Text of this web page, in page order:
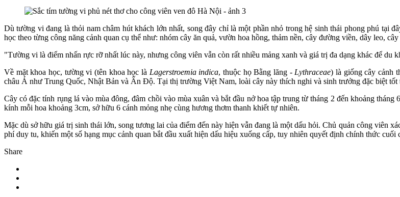
Dù tường vi đang là thỏi nam châm hút khách lớn nhất, song đây chỉ là một phần nhỏ trong hệ sinh thái phong phú tại
học theo từng công năng cảnh quan cụ thể như: nhóm cây ăn quả, vườn hoa hồng, thảm nền, cây đường viền, dây leo,
"Tường vi là điểm nhấn rực rỡ nhất lúc này, nhưng công viên vẫn còn rất nhiều mảng xanh và giá trị đa dạng khác để du
Về mặt khoa học, tường vi (tên khoa học là Lagerstroemia indica, thuộc họ Bằng lăng - Lythraceae) là giống cây cảnh
châu Á như Trung Quốc, Nhật Bản và Ấn Độ. Tại thị trường Việt Nam, loài cây này thích nghi và sinh trưởng đặc biệt
Cây có đặc tính rụng lá vào mùa đông, đâm chồi vào mùa xuân và bắt đầu nở hoa tập trung từ tháng 2 đến khoảng
kính mỗi hoa khoảng 3cm, sở hữu 6 cánh mỏng nhẹ cùng hương thơm thanh khiết tự nhiên.
Mặc dù sở hữu giá trị sinh thái lớn, song tương lai của điểm đến này hiện vẫn đang là một dấu hỏi. Chủ quản công viên
phí duy tu, khiến một số hạng mục cảnh quan bắt đầu xuất hiện dấu hiệu xuống cấp, tuy nhiên quyết định chính thức cuối
Share